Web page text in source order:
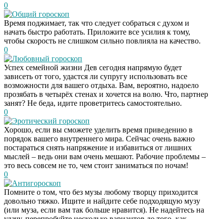
0
Общий гороскоп
Время поджимает, так что следует собраться с духом и
начать быстро работать. Приложите все усилия к тому,
чтобы скорость не слишком сильно повлияла на качество.
0
Любовный гороскоп
Успех семейной жизни Дев сегодня напрямую будет
зависеть от того, удастся ли супругу использовать все
возможности для вашего отдыха. Вам, вероятно, надоело
прозябать в четырёх стенах и хочется на волю. Что, партнер
занят? Не беда, идите проветритесь самостоятельно.
0
Эротический гороскоп
Хорошо, если вы сможете уделить время приведению в
порядок вашего внутреннего мира. Сейчас очень важно
постараться снять напряжение и избавиться от лишних
мыслей – ведь они вам очень мешают. Рабочие проблемы –
это весь совсем не то, чем стоит заниматься по ночам!
0
Антигороскоп
Помните о том, что без музы любому творцу приходится
довольно тяжко. Ищите и найдите себе подходящую музу
(или муза, если вам так больше нравится). Не надейтесь на